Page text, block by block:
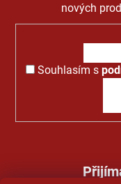
nových
Souhlasím s